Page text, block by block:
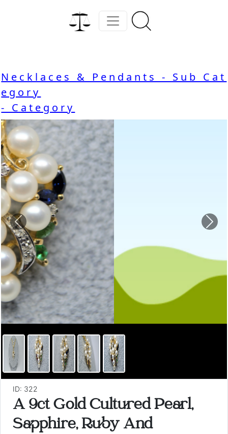
Necklaces & Pendants - Sub Cat
egory
- Category
Previous
ID: 322
A 9ct Gold Cultured Pearl,
Sapphire, Ruby And